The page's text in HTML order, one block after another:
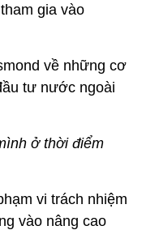
gia vào
về những cơ
tư nước ngoài
ở thời điểm
vi trách nhiệm
vào nâng cao